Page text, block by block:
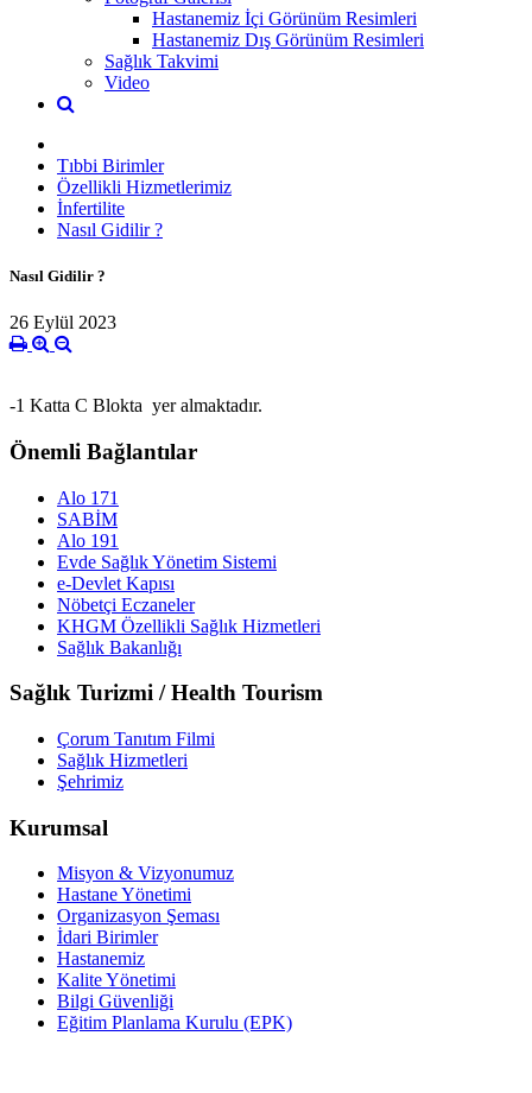
Hastanemiz İçi Görünüm Resimleri
Hastanemiz Dış Görünüm Resimleri
Sağlık Takvimi
Video
Tıbbi Birimler
Özellikli Hizmetlerimiz
İnfertilite
Nasıl Gidilir ?
Nasıl Gidilir ?
26 Eylül 2023
-1 Katta C Blokta yer almaktadır.
Önemli Bağlantılar
Alo 171
SABİM
Alo 191
Evde Sağlık Yönetim Sistemi
e-Devlet Kapısı
Nöbetçi Eczaneler
KHGM Özellikli Sağlık Hizmetleri
Sağlık Bakanlığı
Sağlık Turizmi / Health Tourism
Çorum Tanıtım Filmi
Sağlık Hizmetleri
Şehrimiz
Kurumsal
Misyon & Vizyonumuz
Hastane Yönetimi
Organizasyon Şeması
İdari Birimler
Hastanemiz
Kalite Yönetimi
Bilgi Güvenliği
Eğitim Planlama Kurulu (EPK)